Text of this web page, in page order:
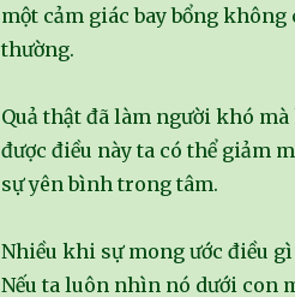
một cảm giác bay bổng
thường.
Quả thật đã làm người khó
được điều này ta có thể giảm
sự yên bình trong tâm.
Nhiều khi sự mong ước điều
Nếu ta luôn nhìn nó dưới con